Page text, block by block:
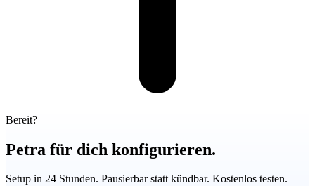
Bereit?
Petra für dich konfigurieren.
Setup in 24 Stunden. Pausierbar statt kündbar. Kostenlos testen.